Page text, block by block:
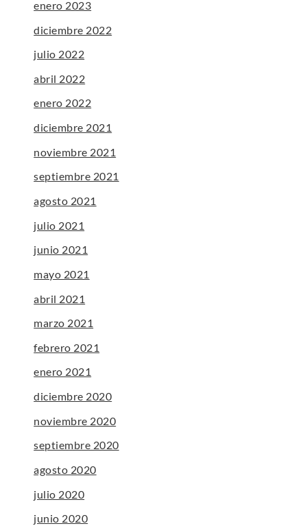
enero 2023
diciembre 2022
julio 2022
abril 2022
enero 2022
diciembre 2021
noviembre 2021
septiembre 2021
agosto 2021
julio 2021
junio 2021
mayo 2021
abril 2021
marzo 2021
febrero 2021
enero 2021
diciembre 2020
noviembre 2020
septiembre 2020
agosto 2020
julio 2020
junio 2020